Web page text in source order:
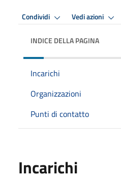
Condividi Vedi azioni
INDICE DELLA PAGINA
Incarichi
Organizzazioni
Punti di contatto
Incarichi